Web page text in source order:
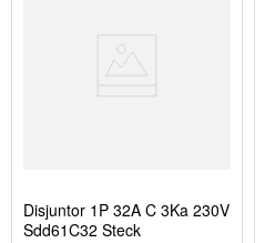
Disjuntor 1P 32A C 3Ka 230V
Sdd61C32 Steck